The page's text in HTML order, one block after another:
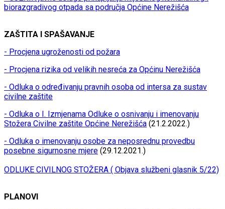
biorazgradivog otpada sa područja Općine Nerežišća
ZAŠTITA I SPAŠAVANJE
- Procjena ugroženosti od požara
- Procjena rizika od velikih nesreća za Općinu Nerežišća
- Odluka o određivanju pravnih osoba od intersa za sustav
civilne zaštite
- Odluka o I. Izmjenama Odluke o osnivanju i imenovanju
Stožera Civilne zaštite Općine Nerežišća (21.2.2022.)
- Odluka o imenovanju osobe za neposrednu provedbu
posebne sigurnosne mjere (29.12.2021.)
ODLUKE CIVILNOG STOŽERA ( Objava službeni glasnik 5/22)
PLANOVI